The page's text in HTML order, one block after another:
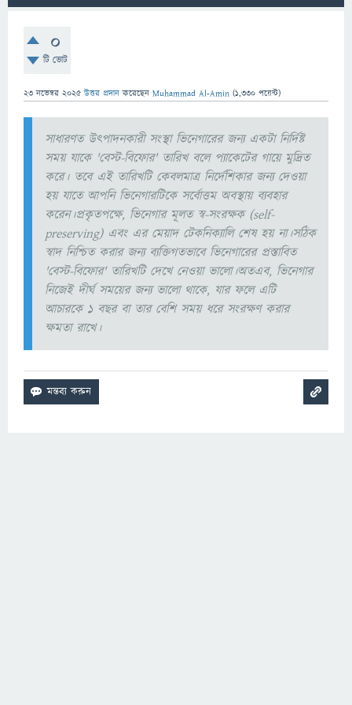
0
টি ভোট
23 নভেম্বর 2025 উত্তর প্রদান করেছেন Muhammad Al-Amin (1,330 পয়েন্ট)
সাধারণত উৎপাদনকারী সংস্থা ভিনেগারের জন্য একটা নির্দিষ্ট
সময় যাকে 'বেস্ট-বিফোর' তারিখ বলে প্যাকেটের গায়ে মুদ্রিত
করে। তবে এই তারিখটি কেবলমাত্র নির্দেশিকার জন্য দেওয়া
হয় যাতে আপনি ভিনেগারটিকে সর্বোত্তম অবস্থায় ব্যবহার
করেন।প্রকৃতপক্ষে, ভিনেগার মূলত স্ব-সংরক্ষক (self-
preserving) এবং এর মেয়াদ টেকনিক্যালি শেষ হয় না।সঠিক
স্বাদ নিশ্চিত করার জন্য ব্যক্তিগতভাবে ভিনেগারের প্রস্তাবিত
'বেস্ট-বিফোর' তারিখটি দেখে নেওয়া ভালো।অতএব, ভিনেগার
নিজেই দীর্ঘ সময়ের জন্য ভালো থাকে, যার ফলে এটি
আচারকে ১ বছর বা তার বেশি সময় ধরে সংরক্ষণ করার
ক্ষমতা রাখে।